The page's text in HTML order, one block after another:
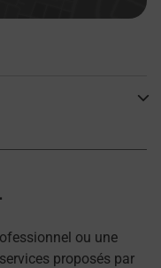
ou une
proposés par